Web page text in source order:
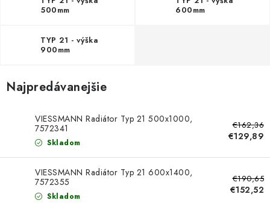
500mm
600mm
TYP 21 - výška
900mm
Najpredávanejšie
VIESSMANN Radiátor Typ 21 500x1000,
7572341
Skladom
€162,36
€129,89
VIESSMANN Radiátor Typ 21 600x1400,
7572355
Skladom
€190,65
€152,52